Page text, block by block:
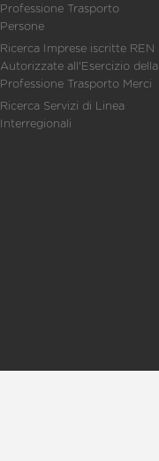
Professione Trasporto
Persone
Ricerca Imprese iscritte REN
Autorizzate all'Esercizio della
Professione Trasporto Merci
Ricerca Servizi di Linea
Interregionali